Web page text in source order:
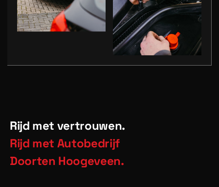
Rijd met vertrouwen.
Rijd met Autobedrijf
Doorten Hoogeveen.